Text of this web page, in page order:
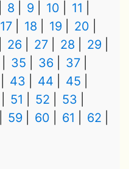
8 9 10
11
17 18 19
20
26 27 28
29
35 36
37
43 44
45
51 52
53
59 60 61
62